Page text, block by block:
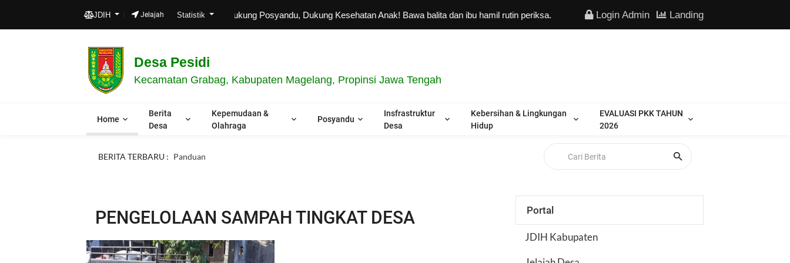
JDIH Jelajah Statistik Dukung Posyandu, Dukung Kesehatan Anak! Bawa balita dan ibu hamil rutin periksa. Login Admin Landing
Desa Pesidi
Kecamatan Grabag, Kabupaten Magelang, Propinsi Jawa Tengah
Home
Berita
Desa
Kepemudaan &
Olahraga
Posyandu
Insfrastruktur
Desa
Kebersihan & Lingkungan
Hidup
EVALUASI PKK TAHUN
2026
BERITA TERBARU : Panduan
PENGELOLAAN SAMPAH TINGKAT DESA Portal
JDIH Kabupaten